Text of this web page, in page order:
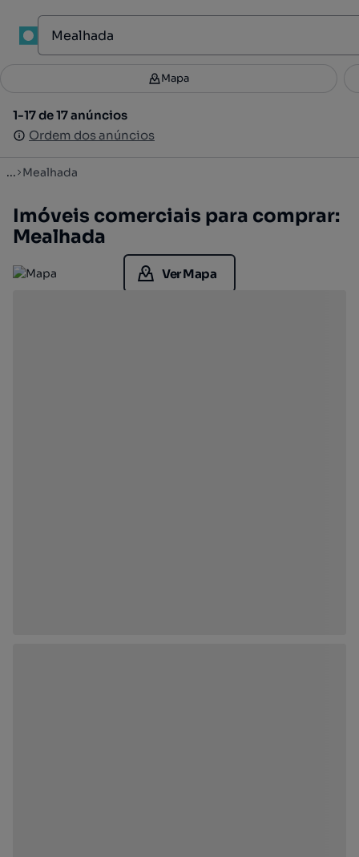
Filtros 2
1-17 de 17 anúncios
Ordem dos anúncios
Mapa
1-17 de 17 anúncios
Ordem dos anúncios
... Mealhada
Imóveis comerciais para comprar:
Mealhada
Ver Mapa